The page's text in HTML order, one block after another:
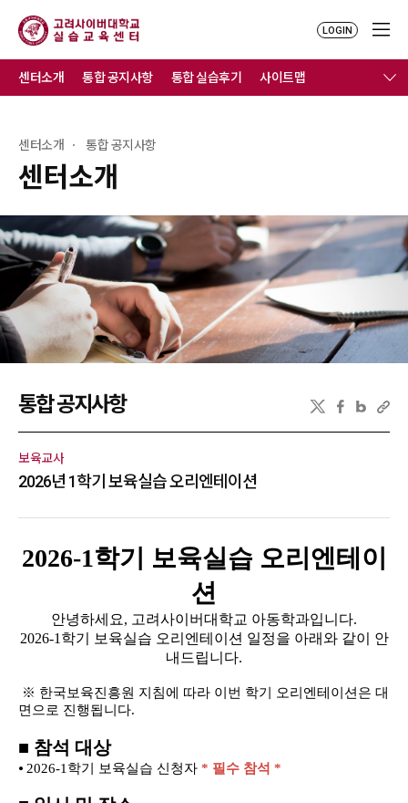
LOGIN
센터소개
센터소개 통합 공지사항
센터소개 통합 공지사항 통합 실습후기 사이트맵
통합 공지사항
보육교사
2026년 1학기 보육실습 오리엔테이션